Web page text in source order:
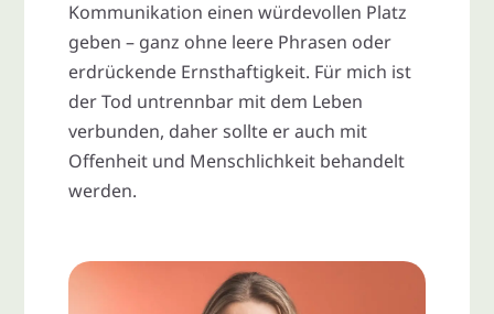
Kommunikation einen würdevollen Platz
geben – ganz ohne leere Phrasen oder
erdrückende Ernsthaftigkeit. Für mich ist
der Tod untrennbar mit dem Leben
verbunden, daher sollte er auch mit
Offenheit und Menschlichkeit behandelt
werden.